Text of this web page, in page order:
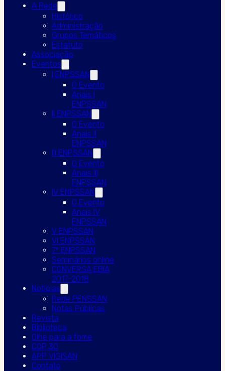
A Rede
Histórico
Administração
Grupos Temáticos
Estatuto
Associação
Eventos
I ENPSSAN
O Evento
Anais I
ENPSSAN
II ENPSSAN
O Evento
Anais II
ENPSSAN
III ENPSSAN
O Evento
Anais III
ENPSSAN
IV ENPSSAN
O Evento
Anais IV
ENPSSAN
V ENPSSAN
VI ENPSSAN
7º ENPSSAN
Seminários online
CONVERSA EBIA
2017-2018
Notícias
Rede PENSSAN
Notas Públicas
Revista
Biblioteca
Olhe para a fome
COP 30
APP VIGISAN
Contato